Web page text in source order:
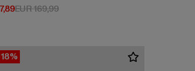
Preis: EUR 147,89
EUR 169,99Aktionspreis: EUR 169,99